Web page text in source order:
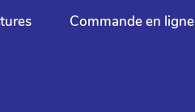
Commande en ligne